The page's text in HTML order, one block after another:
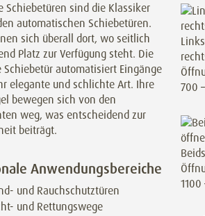
Schiebetüren sind die Klassiker
automatischen Schiebetüren.
sich überall dort, wo seitlich
Platz zur Verfügung steht. Die
Schiebetür automatisiert Eingänge
elegante und schlichte Art. Ihre
bewegen sich von den
weg, was entscheidend zur
beiträgt.
Anwendungsbereiche
und Rauchschutztüren
und Rettungswege
700